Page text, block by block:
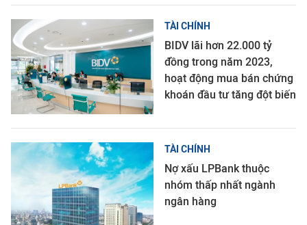
TÀI CHÍNH
BIDV lãi hơn 22.000 tỷ
đồng trong năm 2023,
hoạt động mua bán chứng
khoán đầu tư tăng đột biến
TÀI CHÍNH
Nợ xấu LPBank thuộc
nhóm thấp nhất ngành
ngân hàng